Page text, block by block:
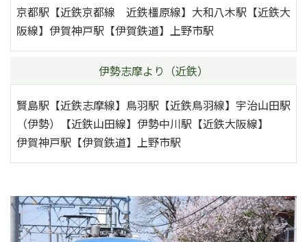
京都駅【近鉄京都線 近鉄橿原線】大和八木駅【近鉄大
阪線】伊賀神戸駅【伊賀鉄道】上野市駅
伊勢志摩より（近鉄）
賢島駅【近鉄志摩線】鳥羽駅【近鉄鳥羽線】宇治山田駅
（伊勢）【近鉄山田線】伊勢中川駅【近鉄大阪線】
伊賀神戸駅【伊賀鉄道】上野市駅